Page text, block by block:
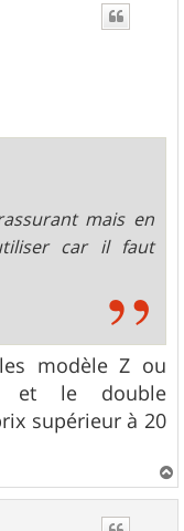
mais en
car il faut
modèle Z ou
et le double
supérieur à 20
a